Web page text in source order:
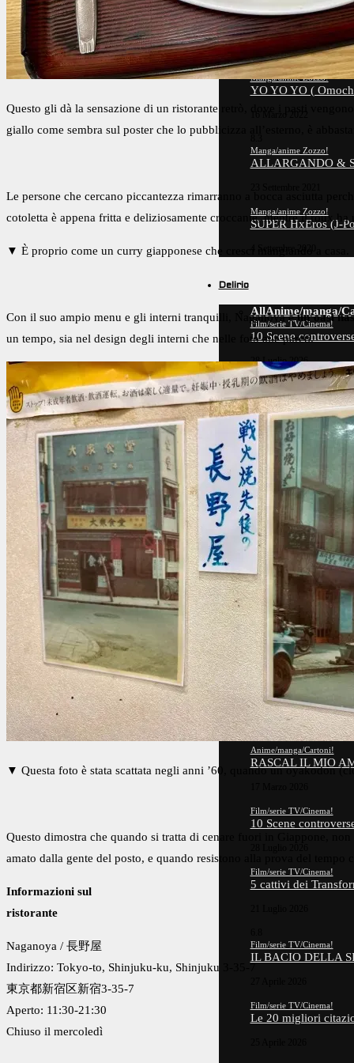
Manga/anime Zozzo!
JUDO BOY –
15 Marzo 2025
Manga/anime Zozzo!
YO YO YO (
Manga/anime Zozzo!
ALLARGANDO &
Manga/anime Zozzo!
SUPER HxEros (J-
Delirio
AllAnime/manga/
Film/serie TV/Cinema!
10 Scene
28 Luglio 2026
Delirio
5 cattivi dei
21 Luglio 2026
Delirio
QUALE’ IL
11 Giugno 2026
Delirio
5 anime di
3 Giugno 2026
Anime/manga/Cartoni!
5 cattivi dei
21 Luglio 2026
Anime/manga/Cartoni!
QUALE’ IL
11 Giugno 2026
Anime/manga/Cartoni!
5 anime di
3 Giugno 2026
Anime/manga/Cartoni!
RASCAL IL MIO
Film/serie TV/Cinema!
10 Scene
Film/serie TV/Cinema!
5 cattivi dei
Film/serie TV/Cinema!
IL BACIO DELLA
Film/serie TV/Cinema!
Le 20 migliori
Questo gli dà la sensazione di un ristorante retrò, dove i pasti
giallo come sembra sul poster che lo pubblicizza all’esterno, è
Le persone che cercano piccantezza rimarranno a bocca asciutta
cotoletta è appena fritta e deliziosamente croccante, mentre il roux ha
▼ È proprio come un curry giapponese che cresci mangiando a casa.
Con il suo ampio menu e gli interni tranquilli, Naganoya èun’oasi
un tempo, sia nel design degli interni che nelle foto alle pareti.
▼ Questa foto è stata scattata negli anni ’60, quando un oyakodon
Questo dimostra che quando si tratta di cenare fuori in Giappone,
amato dalla gente del posto, e quando resistono alla prova del tempo
Informazioni sul
ristorante
Naganoya / 長野屋
Indirizzo: Tokyo-to, Shinjuku-ku, Shinjuku 3-35-7
東京都新宿区新宿3-35-7
Aperto: 11:30-21:30
Chiuso il mercoledì